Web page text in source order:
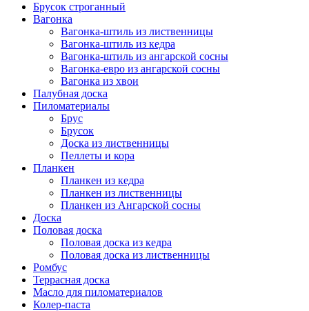
Брусок строганный
Вагонка
Вагонка-штиль из лиственницы
Вагонка-штиль из кедра
Вагонка-штиль из ангарской сосны
Вагонка-евро из ангарской сосны
Вагонка из хвои
Палубная доска
Пиломатериалы
Брус
Брусок
Доска из лиственницы
Пеллеты и кора
Планкен
Планкен из кедра
Планкен из лиственницы
Планкен из Ангарской сосны
Доска
Половая доска
Половая доска из кедра
Половая доска из лиственницы
Ромбус
Террасная доска
Масло для пиломатериалов
Колер-паста